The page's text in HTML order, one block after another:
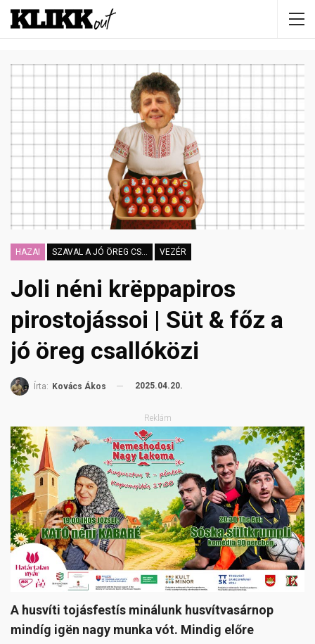
HAZAI SZAVAL A JÓ ÖREG CSALLÓKÖZI VEZÉR
Joli néni krëppapiros
pirostojássoi | Süt & főz a
jó öreg csallóközi
Írta: Kovács Ákos 2025.04.20.
Reklám
A husvíti tojásfestís minálunk husvítvasárnop
mindíg igën nagy munka vót. Mindig előre